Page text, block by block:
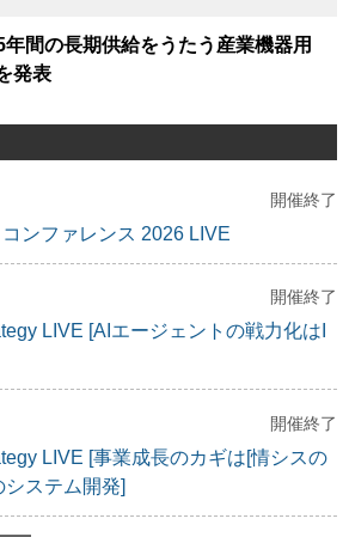
年間の長期供給をうたう産業機器用
発表
開催終了
ンファレンス 2026 LIVE
開催終了
LIVE [AIエージェントの戦力化はI
開催終了
LIVE [事業成長のカギは[情シスの
ステム開発]